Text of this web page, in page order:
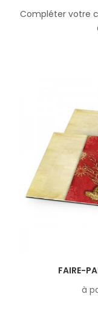
Compléter votre
FAIRE-
à